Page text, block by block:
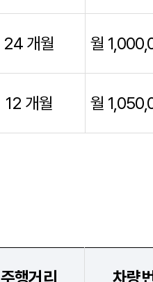
24 개월 월
12 개월 월
주행거리 차량